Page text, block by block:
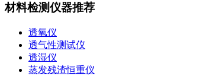
材料检测仪器推荐
透氧仪
透气性测试仪
透湿仪
蒸发残渣恒重仪